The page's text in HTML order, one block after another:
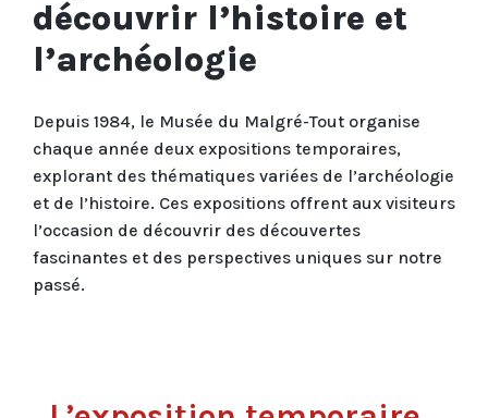
découvrir l’histoire et
l’archéologie
Depuis 1984, le Musée du Malgré-Tout organise
chaque année deux expositions temporaires,
explorant des thématiques variées de l’archéologie
et de l’histoire. Ces expositions offrent aux visiteurs
l’occasion de découvrir des découvertes
fascinantes et des perspectives uniques sur notre
passé.